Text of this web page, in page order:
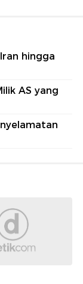
hingga
AS yang